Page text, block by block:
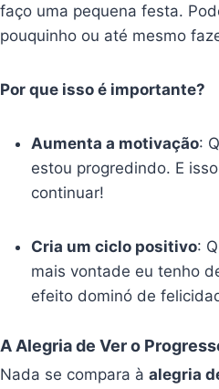
faço uma pequena festa.
pouquinho ou até mesmo
Por que isso é importante?
Aumenta a motivação:
estou progredindo. E
continuar!
Cria um ciclo positivo:
mais vontade eu tenho
efeito dominó de
A Alegria de Ver o
Nada se compara àalegria